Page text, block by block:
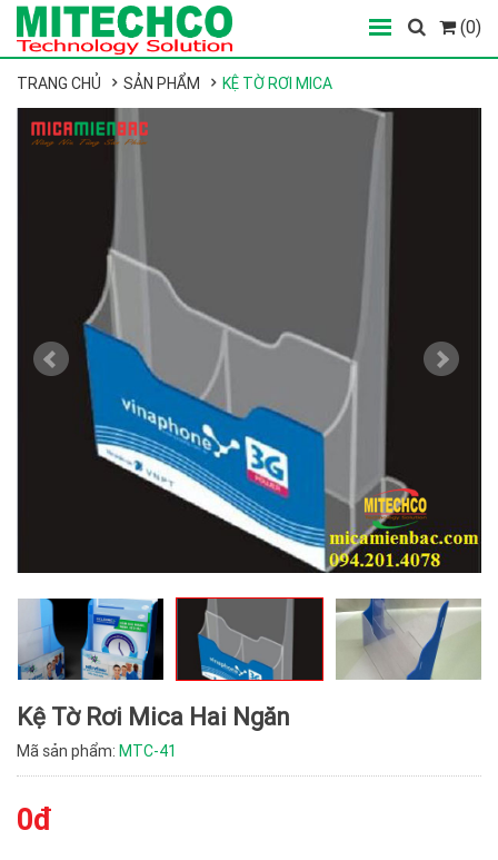
(0)
TRANG CHỦ SẢN PHẨM KỆ TỜ RƠI MICA
Kệ Tờ Rơi Mica Hai Ngăn
Mã sản phẩm: MTC-41
0đ